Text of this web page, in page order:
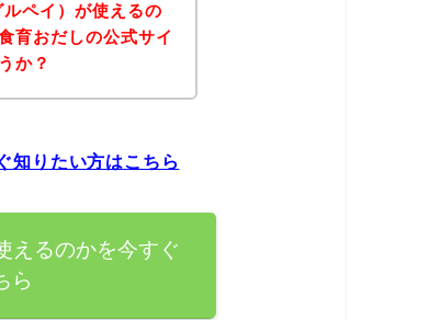
ペイ）が使えるの
育おだしの公式サイ
か？
知りたい方はこちら
えるのかを今すぐ
ら